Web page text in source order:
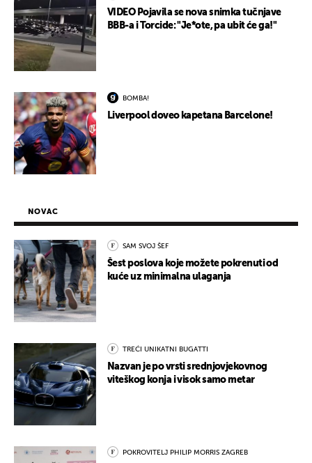
VIDEO Pojavila se nova snimka tučnjave
BBB-a i Torcide: "Je*ote, pa ubit će ga!"
BOMBA!
Liverpool doveo kapetana Barcelone!
NOVAC
SAM SVOJ ŠEF
Šest poslova koje možete pokrenuti od
kuće uz minimalna ulaganja
TREĆI UNIKATNI BUGATTI
Nazvan je po vrsti srednjovjekovnog
viteškog konja i visok samo metar
POKROVITELJ PHILIP MORRIS ZAGREB